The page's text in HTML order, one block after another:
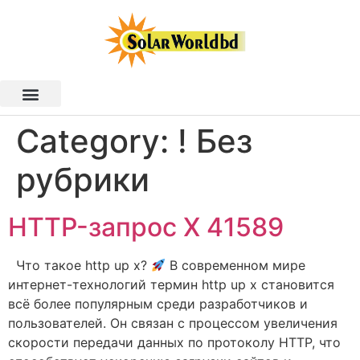
Category: ! Без
рубрики
HTTP-запрос X 41589
Что такое http up x?
В современном мире
интернет-технологий термин http up x становится
всё более популярным среди разработчиков и
пользователей. Он связан с процессом увеличения
скорости передачи данных по протоколу HTTP, что